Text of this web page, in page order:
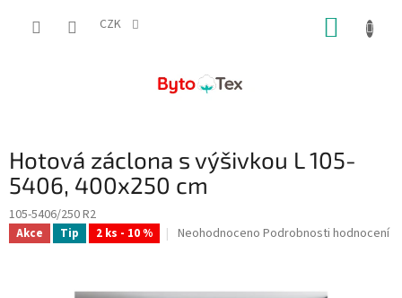
CZK
Hotová záclona s výšivkou L 105-
5406, 400x250 cm
105-5406/250 R2
Akce Tip 2 ks - 10 %
Průměrné
Neohodnoceno Podrobnosti hodnocení